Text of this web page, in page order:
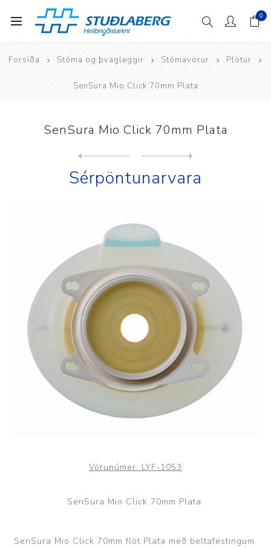
0
Forsíða Stóma og þvagleggir Stómavörur Plötur
SenSura Mio Click 70mm Plata
SenSura Mio Click 70mm Plata
Sérpöntunarvara
Vörunúmer: LYF-1053
SenSura Mio Click 70mm Plata
SenSura Mio Click 70mm flöt Plata með beltafestingum